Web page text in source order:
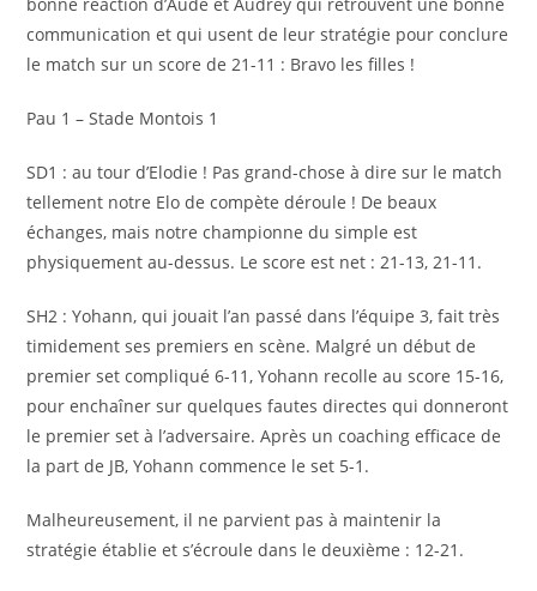
communication et qui usent de leur stratégie pour conclure
le match sur un score de 21-11 : Bravo les filles !
Pau 1 – Stade Montois 1
SD1 : au tour d’Elodie ! Pas grand-chose à dire sur le match
tellement notre Elo de compète déroule ! De beaux
échanges, mais notre championne du simple est
physiquement au-dessus. Le score est net : 21-13, 21-11.
SH2 : Yohann, qui jouait l’an passé dans l’équipe 3, fait très
timidement ses premiers en scène. Malgré un début de
premier set compliqué 6-11, Yohann recolle au score 15-16,
pour enchaîner sur quelques fautes directes qui donneront
le premier set à l’adversaire. Après un coaching efficace de
la part de JB, Yohann commence le set 5-1.
Malheureusement, il ne parvient pas à maintenir la
stratégie établie et s’écroule dans le deuxième : 12-21.